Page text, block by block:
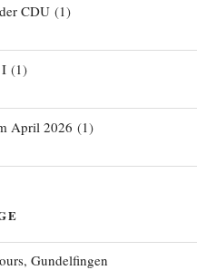
CDU(1)
(1)
April 2026 (1)
Gundelfingen